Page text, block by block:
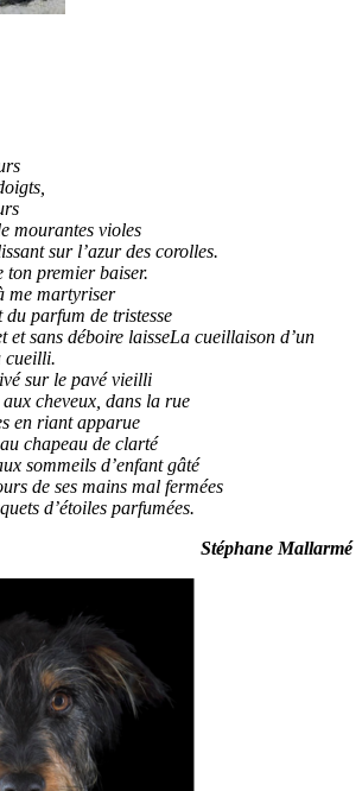
mourantes violes
sur l’azur des corolles.
ton premier baiser.
me martyriser
du parfum de tristesse
et sans déboire laisseLa cueillaison d’un
cueilli.
sur le pavé vieilli
cheveux, dans la rue
en riant apparue
chapeau de clarté
sommeils d’enfant gâté
de ses mains mal fermées
d’étoiles parfumées.
Stéphane Mallarmé